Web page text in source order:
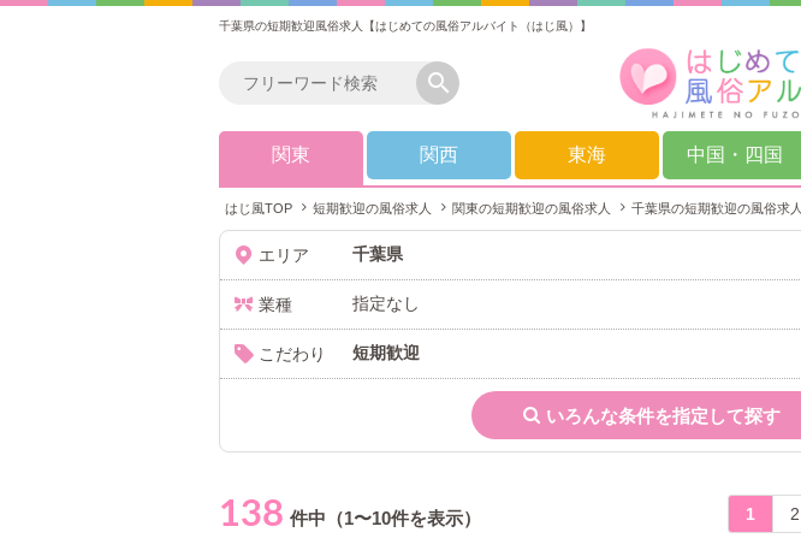
千葉県の短期歓迎風俗求人【はじめての風俗アルバイト（はじ風）】
関東 関西 東海 中国・四国
はじ風TOP 短期歓迎の風俗求人 関東の短期歓迎の風俗求人 千葉県の短期歓迎の風俗求人
エリア 千葉県
業種 指定なし
こだわり 短期歓迎
いろんな条件を指定して探す
138 件中（1〜10件を表示） 1 2